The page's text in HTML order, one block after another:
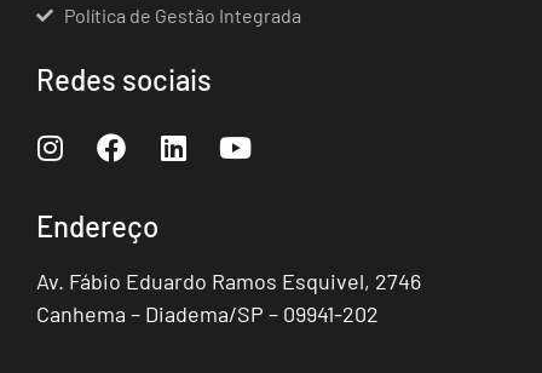
Política de Gestão Integrada
Redes sociais
Endereço
Av. Fábio Eduardo Ramos Esquivel, 2746
Canhema – Diadema/SP – 09941-202